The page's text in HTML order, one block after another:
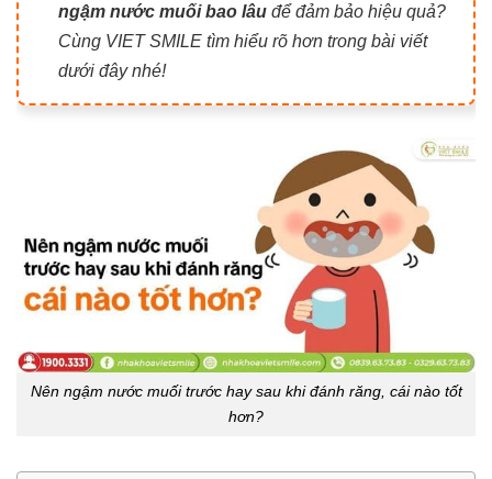
ngậm nước muối bao lâu để đảm bảo hiệu quả?
Cùng VIET SMILE tìm hiểu rõ hơn trong bài viết
dưới đây nhé!
Nên ngậm nước muối trước hay sau khi đánh răng, cái nào tốt
hơn?